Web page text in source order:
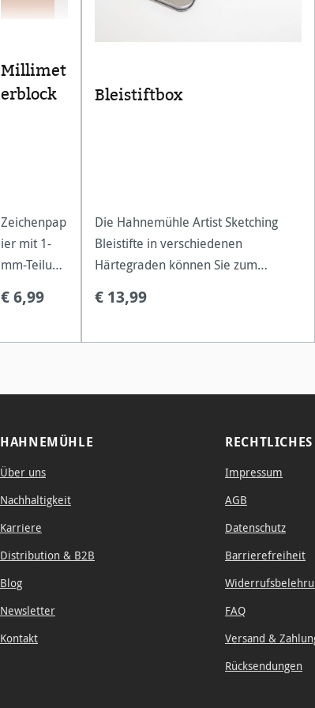
Millimet
erblock
Zeichenpap
ier mit 1-
mm-Teilung
Millimeter
€ 6,99
Bleistiftbox
Die Hahnemühle Artist Sketching
Bleistifte in verschiedenen
Härtegraden können Sie zum
großflächigen Entwürfen mit feinsten
€ 13,99
HAHNEMÜHLE
Über uns
Nachhaltigkeit
Karriere
Distribution & B2B
Blog
Newsletter
Kontakt
Impressum
AGB
Datenschutz
Barrierefreiheit
FAQ
Versand &
Rücksendungen